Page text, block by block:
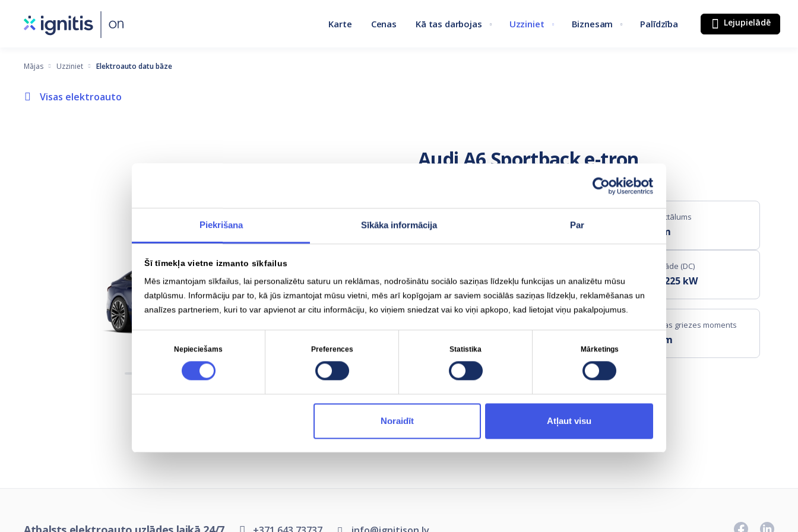
Piekrišana Sīkāka informācija Par
Šī tīmekļa vietne izmanto sīkfailus
Mēs izmantojam sīkfailus, lai personalizētu saturu un reklāmas, nodrošinātu sociālo saziņas līdzekļu funkcijas un analizētu mūsu
datplūsmu. Informāciju par to, kā jūs izmantojat mūsu vietni, mēs arī kopīgojam ar saviem sociālās saziņas līdzekļu, reklamēšanas un
analīzes partneriem, kuri to var apvienot ar citu informāciju, ko viņiem sniedzat vai ko viņi apkopo, kad lietojat viņu pakalpojumus.
Piekrišanas
Nepieciešams Preferences Statistika Mārketings
Noraidīt Atļaut visu
Karte Cenas Kā tas darbojas Uzziniet Biznesam Palīdzība Lejupielādē
Mājas Uzziniet Elektroauto datu bāze
Visas elektroauto
Audi A6 Sportback e-tron
Maks. attālums
627 km
Type-2 11 kW
Ātrā uzlāde (DC)
225 kW
Piedziņas griezes moments
435 Nm
Vieduzlāde
Tiek atbalstīta